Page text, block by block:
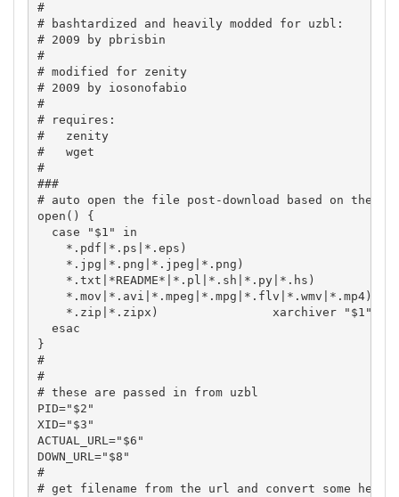
#
# bashtardized and heavily modded for uzbl:
# 2009 by pbrisbin
#
# modified for zenity
# 2009 by iosonofabio
#
# requires:
#   zenity
#   wget
#
###
# auto open the file post-download based on the
open ( )
{
case
"$1"
in
* .pdf |* .ps |* .eps )
* .jpg |* .png |* .jpeg |* .png )
* .txt |*README*|* .pl |* .sh |* .py|* .hs )
* .mov |* .avi |* .mpeg |* .mpg |* .flv |* .wmv |* .mp4)
* .zip |* .zipx )
                xarchiver
"$1"
esac
}
#
#
# these are passed in from uzbl
PID="$2"
XID="$3"
ACTUAL_URL="$6"
DOWN_URL="$8"
#
# get filename from the url and convert some hex